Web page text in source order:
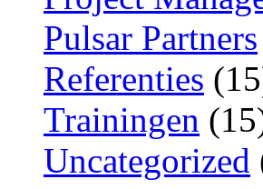
Pulsar Partners
Referenties
Trainingen
Uncategorized